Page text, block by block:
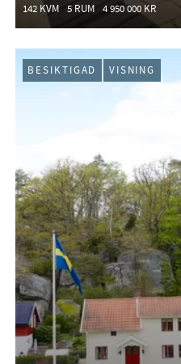
142 KVM 5 RUM 4 950 000 KR
BESIKTIGAD VISNING